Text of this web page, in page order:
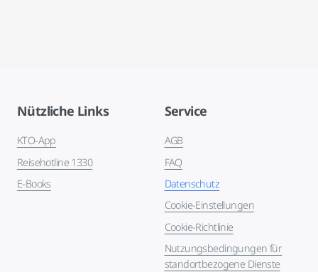
Nützliche Links
KTO-App
Reisehotline 1330
E-Books
Service
AGB
FAQ
Datenschutz
Cookie-Einstellungen
Cookie-Richtlinie
Nutzungsbedingungen für
standortbezogene Dienste